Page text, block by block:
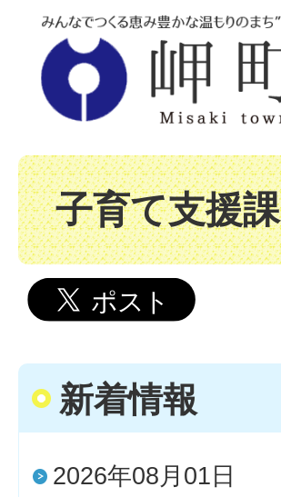
子育て支援課
新着情報
2026年08月01日